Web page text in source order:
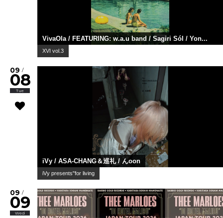
VivaOla / FEATURING: w.a.u band / Sagiri Sól / Yon...
XVI vol.3
09 /
08
Tue
iVy / ASA-CHANG＆巡礼 / んoon
iVy presents"for living
09 /
09
Wed